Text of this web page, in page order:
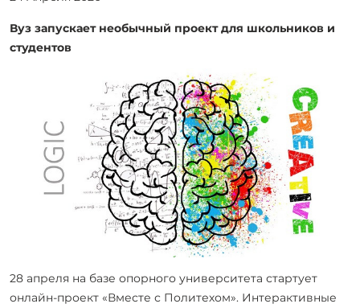
Вуз запускает необычный проект для школьников и
студентов
28 апреля на базе опорного университета стартует
онлайн-проект «Вместе с Политехом». Интерактивные